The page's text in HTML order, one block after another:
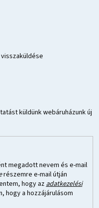
küldünk webáruházunk új
megadott nevem és e-mail
részemre e-mail útján
hogy az adatkezelési
hogy a hozzájárulásom